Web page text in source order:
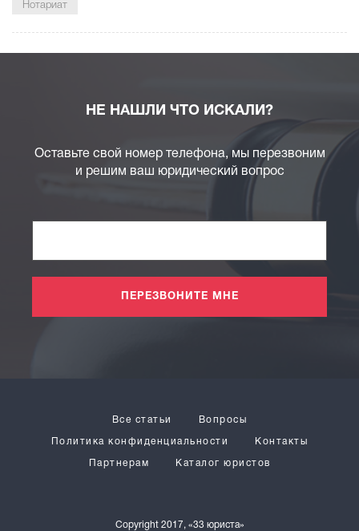
Нотариат
НЕ НАШЛИ ЧТО ИСКАЛИ?
Оставьте свой номер телефона, мы перезвоним
и решим ваш юридический вопрос
ПЕРЕЗВОНИТЕ МНЕ
Copyright 2017, «33 юриста»
Все статьи Вопросы
Политика конфиденциальности Контакты
Партнерам Каталог юристов